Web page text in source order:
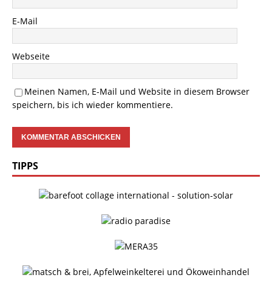
E-Mail
Webseite
Meinen Namen, E-Mail und Website in diesem Browser
speichern, bis ich wieder kommentiere.
TIPPS